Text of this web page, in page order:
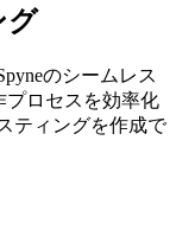
グ
のシームレス
プロセスを効率化
ティングを作成で